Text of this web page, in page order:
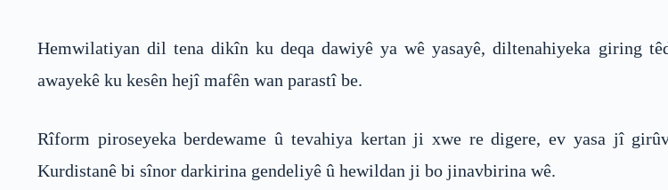
Hemwilatiyan dil tena dikîn ku deqa dawiyê ya wê yasayê, diltenahiyeka giring
awayekê ku kesên hejî mafên wan parastî be.
Rîform piroseyeka berdewame û tevahiya kertan ji xwe re digere, ev yasa jî
Kurdistanê bi sînor darkirina gendeliyê û hewildan ji bo jinavbirina wê.